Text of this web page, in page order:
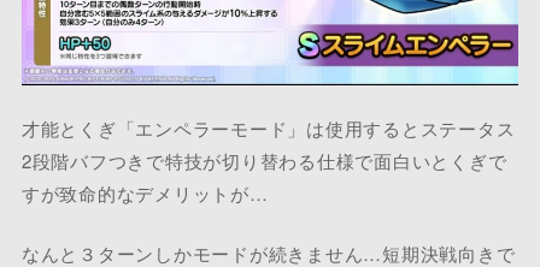
才能とくぎ「エンペラーモード」は使用するとステータス
2段階バフつきで特技が切り替わる仕様で面白いとくぎで
すが致命的なデメリットが…
なんと３ターンしかモードが続きません…短期決戦向きで